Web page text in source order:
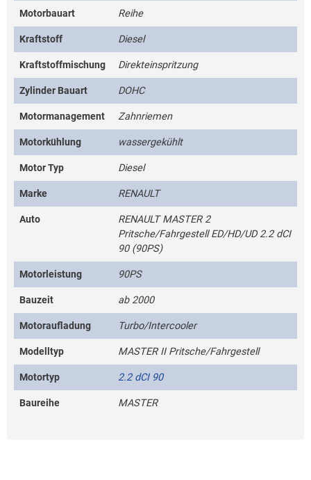
Motorbauart Reihe
Kraftstoff Diesel
Kraftstoffmischung Direkteinspritzung
Zylinder Bauart DOHC
Motormanagement Zahnriemen
Motorkühlung wassergekühlt
Motor Typ Diesel
Marke RENAULT
Auto
RENAULT MASTER 2
Pritsche/Fahrgestell ED/HD/UD 2.2 dCI
90 (90PS)
Motorleistung 90PS
Bauzeit ab 2000
Motoraufladung Turbo/Intercooler
Modelltyp MASTER II Pritsche/Fahrgestell
Motortyp 2.2 dCI 90
Baureihe MASTER